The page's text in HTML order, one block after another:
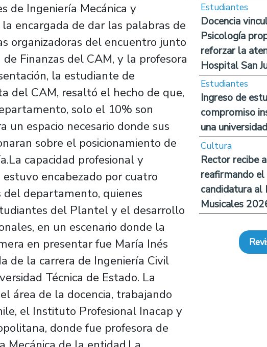
de Ingeniería Mecánica y
encargada de dar las palabras de
organizadoras del encuentro junto
Finanzas del CAM, y la profesora
la estudiante de
del CAM, resaltó el hecho de que,
solo el 10% son
un espacio necesario donde sus
sobre el posicionamiento de
capacidad profesional y
encabezado por cuatro
del departamento, quienes
del Plantel y el desarrollo
en un escenario donde la
en presentar fue María Inés
de la carrera de Ingeniería Civil
Técnica de Estado. La
área de la docencia, trabajando
el Instituto Profesional Inacap y
donde fue profesora de
Estudiantes
Docencia
Psicología
reforzar la
Hospital San
Estudiantes
Ingreso de
compromiso
una
Cultura
Rector recibe
reafirmando
candidatura
Musicales